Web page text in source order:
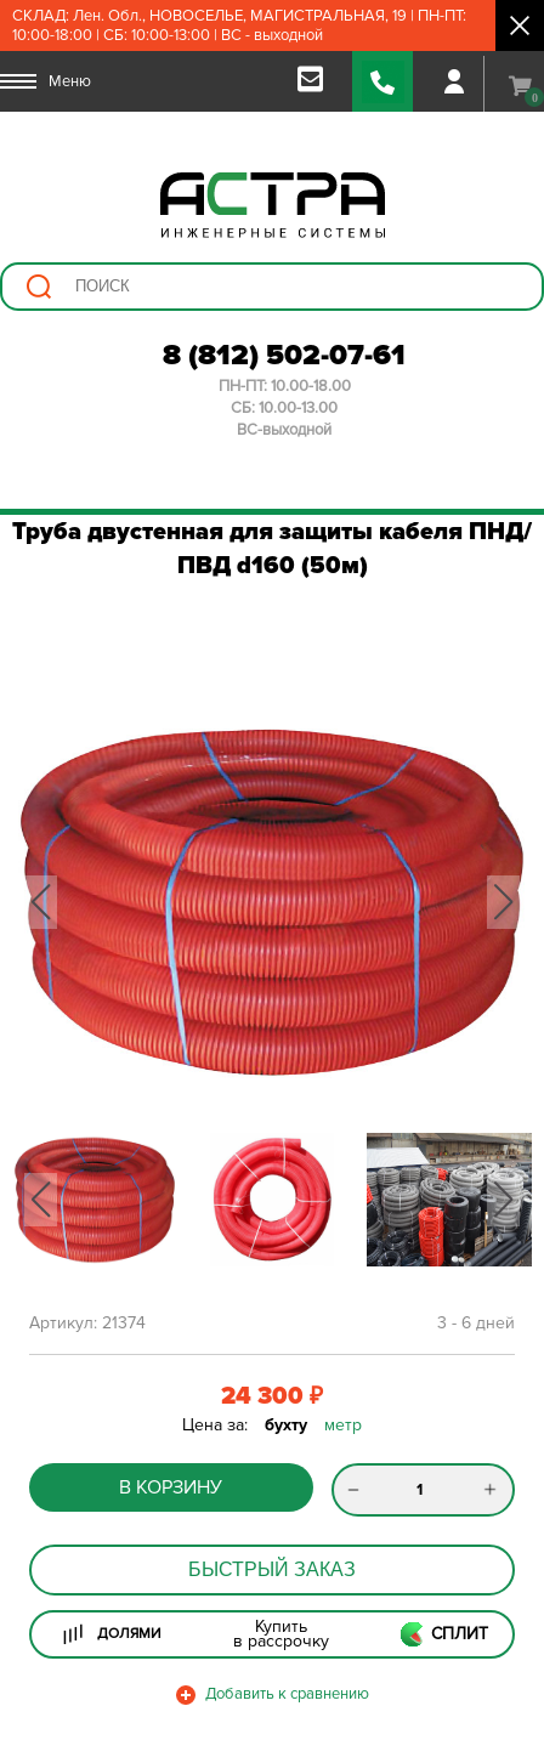
СКЛАД: Лен. Обл., НОВОСЕЛЬЕ, МАГИСТРАЛЬНАЯ, 19 | ПН-ПТ:
10:00-18:00 | СБ: 10:00-13:00 | ВС - выходной
Меню
0
8 (812) 502-07-61
ПН-ПТ: 10.00-18.00
СБ: 10.00-13.00
ВС-выходной
Труба двустенная для защиты кабеля ПНД/
ПВД d160 (50м)
3 - 6 дней
Артикул: 21374
24 300 ₽
Цена за: бухту метр
В КОРЗИНУ
БЫСТРЫЙ ЗАКАЗ
ДОЛЯМИ Купить
в рассрочку СПЛИТ